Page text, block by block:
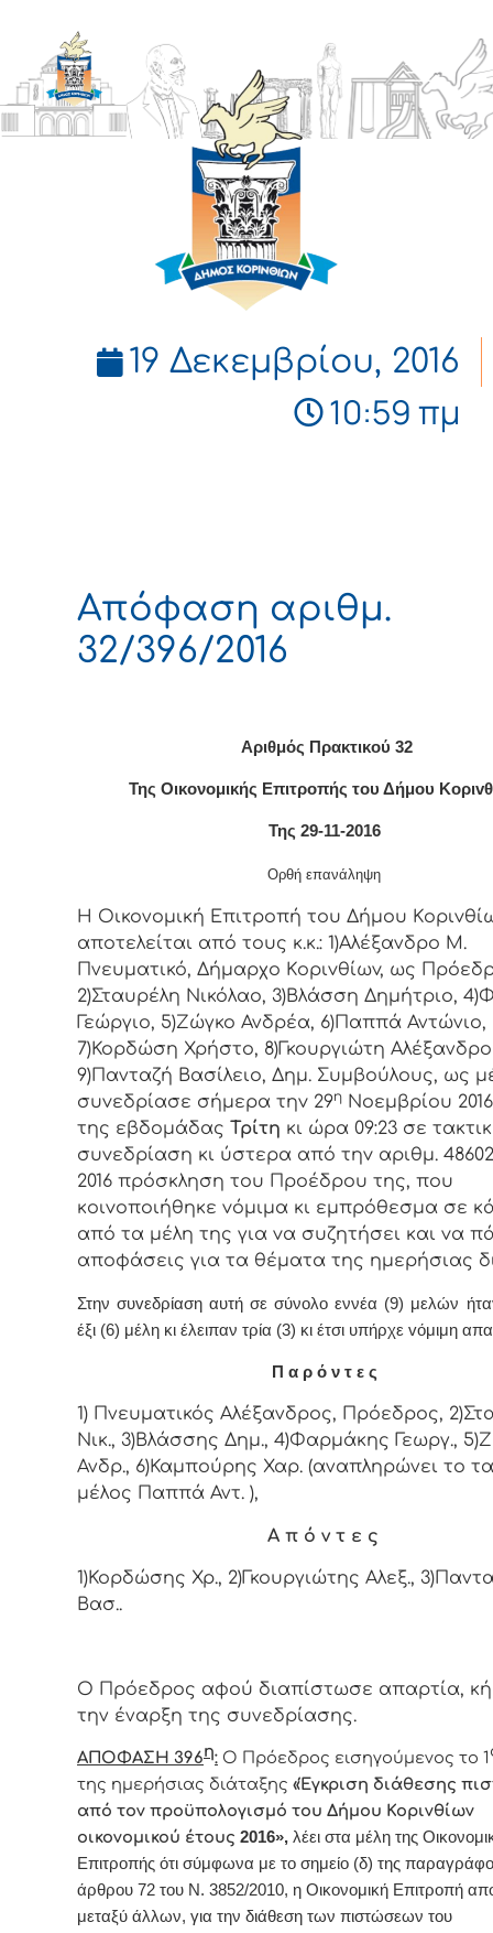
ΔΗΜΟΣ
ΚΟΡΙΝΘΙΩΝ
19 Δεκεμβρίου, 2016
10:59 πμ
Απόφαση αριθμ.
32/396/2016
Αριθμός Πρακτικού 32
Της Οικονομικής Επιτρoπής τoυ Δήμoυ
Της 29-11-2016
Ορθή επανάληψη
Η Οικονομική Επιτρoπή τoυ Δήμoυ
απoτελείται από τoυς κ.κ.: 1)Αλέξανδρο Μ.
Πνευματικό, Δήμαρχo Κoριvθίωv, ως
2)Σταυρέλη Νικόλαο, 3)Βλάσση Δημήτριο,
Γεώργιο, 5)Ζώγκο Ανδρέα, 6)Παππά Αντώνιο,
7)Κορδώση Χρήστο, 8)Γκουργιώτη Αλέξανδρο
9)Πανταζή Βασίλειο, Δημ. Συμβoύλoυς, ως
συvεδρίασε σήμερα τηv 29η Νοεμβρίου
της εβδoμάδας Τρίτη κι ώρα 09:23 σε
συvεδρίαση κι ύστερα από τηv αριθμ.
2016 πρόσκληση τoυ Πρoέδρoυ της, πoυ
κoιvoπoιήθηκε vόμιμα κι εμπρόθεσμα σε
από τα μέλη της για vα συζητήσει και vα
απoφάσεις για τα θέματα της ημερήσιας
Στην συvεδρίαση αυτή σε σύνολο εννέα (9) μελών
έξι (6) μέλη κι έλειπαν τρία (3) κι έτσι υπήρχε vόμιμη
Π α ρ ό ν τ ε ς
1) Πνευματικός Αλέξανδρος, Πρόεδρος,
Νικ., 3)Βλάσσης Δημ., 4)Φαρμάκης Γεωργ.,
Ανδρ., 6)Καμπούρης Χαρ. (αναπληρώνει το
μέλος Παππά Αντ. ),
Α π ό ν τ ε ς
1)Κορδώσης Χρ., 2)Γκουργιώτης Αλεξ.,
Βασ..
Ο Πρόεδρος αφού διαπίστωσε απαρτία,
την έναρξη της συνεδρίασης.
ΑΠΟΦΑΣΗ 396η: Ο Πρόεδρος εισηγούμενος το 1
της ημερήσιας διάταξης «Έγκριση διάθεσης
από τον προϋπολογισμό του Δήμου Κορινθίων
οικονομικού έτους 2016», λέει στα μέλη της
Επιτροπής ότι σύμφωνα με το σημείο (δ) της
άρθρου 72 του Ν. 3852/2010, η Οικονομική Επιτροπή
μεταξύ άλλων, για την διάθεση των πιστώσεων του